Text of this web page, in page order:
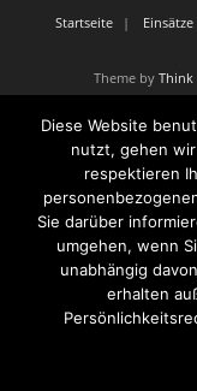
Startseite Einsätze
Theme by Think
Diese Website
nutzt, gehen
respektieren
Sie darüber
umgehen, wenn
unabhängig
erhalten